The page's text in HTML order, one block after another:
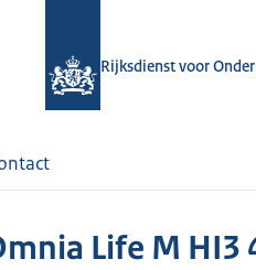
Rijksdienst voor
Life M HI3